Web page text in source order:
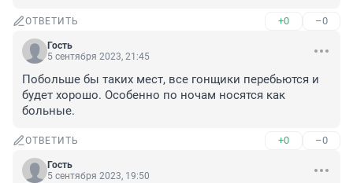
ОТВЕТИТЬ +0 –0
Гость
5 сентября 2023, 21:45
Побольше бы таких мест, все гонщики перебьются и
будет хорошо. Особенно по ночам носятся как
больные.
ОТВЕТИТЬ +0 –0
Гость
5 сентября 2023, 19:50